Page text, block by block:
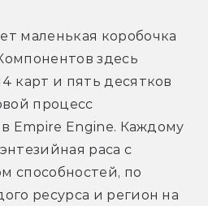
маленькая коробочка
здесь
карт и пять десятков
процесс
Empire Engine. Каждому
раса с
способностей, по
ресурса и регион на